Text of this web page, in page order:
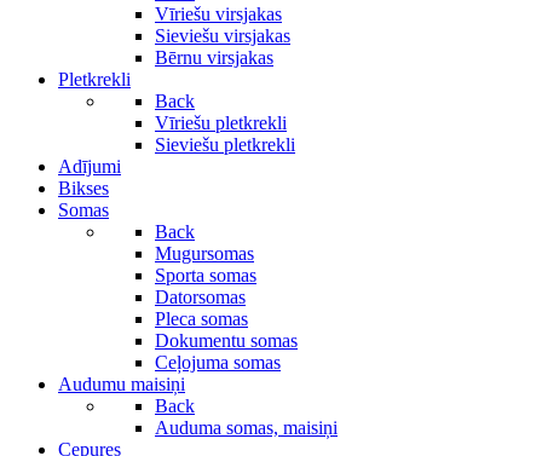
Vīriešu virsjakas
Sieviešu virsjakas
Bērnu virsjakas
Pletkrekli
Back
Vīriešu pletkrekli
Sieviešu pletkrekli
Adījumi
Bikses
Somas
Back
Mugursomas
Sporta somas
Datorsomas
Pleca somas
Dokumentu somas
Ceļojuma somas
Audumu maisiņi
Back
Auduma somas, maisiņi
Cepures